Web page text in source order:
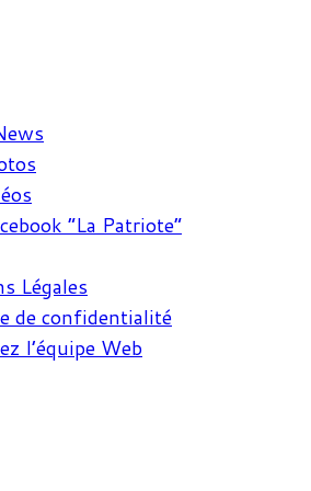
“La Patriote”
Légales
de confidentialité
l’équipe Web